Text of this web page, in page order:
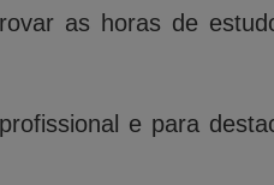
as horas de
e para